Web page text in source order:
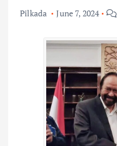
Pilkada June 7, 2024